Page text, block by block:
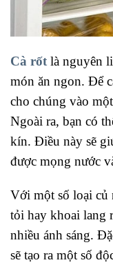
Cà rốt là nguyên
món ăn ngon. Để
cho chúng vào
Ngoài ra, bạn có
kín. Điều này sẽ
được mọng nước
Với một số loại củ
tỏi hay khoai lang
nhiều ánh sáng.
sẽ tạo ra một số